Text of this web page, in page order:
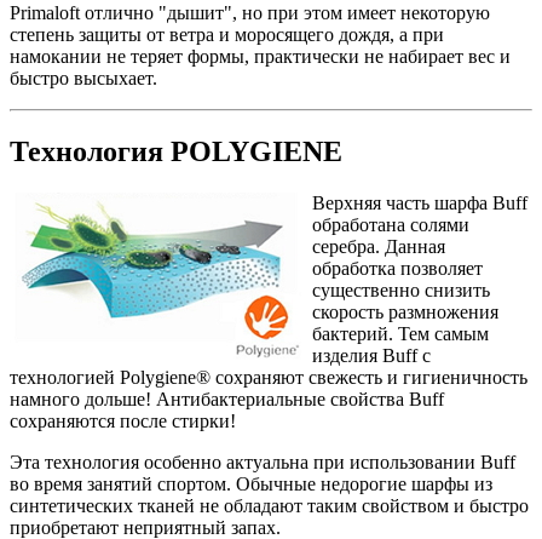
Primaloft отлично "дышит", но при этом имеет некоторую
степень защиты от ветра и моросящего дождя, а при
намокании не теряет формы, практически не набирает вес и
быстро высыхает.
Технология POLYGIENE
Верхняя часть шарфа Buff
обработана солями
серебра. Данная
обработка позволяет
существенно снизить
скорость размножения
бактерий. Тем самым
изделия Buff с
технологией Polygiene® сохраняют свежесть и гигиеничность
намного дольше! Антибактериальные свойства Buff
сохраняются после стирки!
Эта технология особенно актуальна при использовании Buff
во время занятий спортом. Обычные недорогие шарфы из
синтетических тканей не обладают таким свойством и быстро
приобретают неприятный запах.